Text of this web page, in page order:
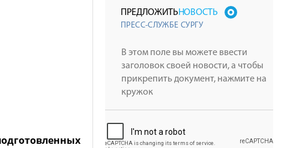
ПРЕДЛОЖИТЬНОВОСТЬ
ПРЕСС-СЛУЖБЕ СУРГУ